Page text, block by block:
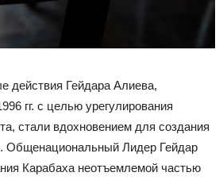
действия Гейдара Алиева,
гг. с целью урегулирования
стали вдохновением для создания
Общенациональный Лидер Гейдар
Карабаха неотъемлемой частью